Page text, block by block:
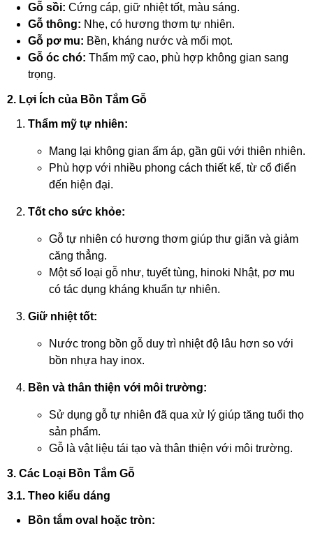
Gỗ sồi: Cứng cáp, giữ nhiệt tốt, màu sáng.
Gỗ thông: Nhẹ, có hương thơm tự nhiên.
Gỗ pơ mu: Bền, kháng nước và mối mọt.
Gỗ óc chó: Thẩm mỹ cao, phù hợp không gian sang
trọng.
2. Lợi Ích của Bồn Tắm Gỗ
Thẩm mỹ tự nhiên:
Mang lại không gian ấm áp, gần gũi với thiên nhiên.
Phù hợp với nhiều phong cách thiết kế, từ cổ điển
đến hiện đại.
Tốt cho sức khỏe:
Gỗ tự nhiên có hương thơm giúp thư giãn và giảm
căng thẳng.
Một số loại gỗ như, tuyết tùng, hinoki Nhật, pơ mu
có tác dụng kháng khuẩn tự nhiên.
Giữ nhiệt tốt:
Nước trong bồn gỗ duy trì nhiệt độ lâu hơn so với
bồn nhựa hay inox.
Bền và thân thiện với môi trường:
Sử dụng gỗ tự nhiên đã qua xử lý giúp tăng tuổi thọ
sản phẩm.
Gỗ là vật liệu tái tạo và thân thiện với môi trường.
3. Các Loại Bồn Tắm Gỗ
3.1. Theo kiểu dáng
Bồn tắm oval hoặc tròn: